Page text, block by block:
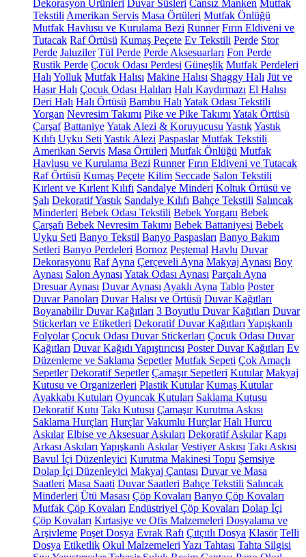
Dekorasyon Ürünleri Duvar Süsleri Cansız Manken Mutfak
Tekstili Amerikan Servis Masa Örtüleri Mutfak Önlüğü
Mutfak Havlusu ve Kurulama Bezi Runner Fırın Eldiveni ve
Tutacak Raf Örtüsü Kumaş Peçete Ev Tekstili Perde Stor
Perde Jaluziler Tül Perde Perde Aksesuarları Fon Perde
Rustik Perde Çocuk Odası Perdesi Güneşlik Mutfak Perdeleri
Halı Yolluk Mutfak Halısı Makine Halısı Shaggy Halı Jüt ve
Hasır Halı Çocuk Odası Halıları Halı Kaydırmazı El Halısı
Deri Halı Halı Örtüsü Bambu Halı Yatak Odası Tekstili
Yorgan Nevresim Takımı Pike ve Pike Takımı Yatak Örtüsü
Çarşaf BattaniyeYatak Alezi & Koruyucusu YastıkYastık
Kılıfı Uyku Seti Yastık Alezi Paspaslar Mutfak Tekstili
Amerikan Servis Masa Örtüleri Mutfak Önlüğü Mutfak
Havlusu ve Kurulama Bezi Runner Fırın Eldiveni ve Tutacak
Raf Örtüsü Kumaş Peçete Kilim Seccade Salon Tekstili
Kırlent ve Kırlent Kılıfı Sandalye Minderi Koltuk Örtüsü ve
Şalı Dekoratif Yastık Sandalye Kılıfı Bahçe Tekstili Salıncak
Minderleri Bebek Odası Tekstili Bebek Yorganı Bebek
Çarşafı Bebek Nevresim Takımı Bebek Battaniyesi Bebek
Uyku Seti Banyo Tekstil Banyo Paspasları Banyo Bakım
Setleri Banyo Perdeleri Bornoz Peştemal Havlu Duvar
Dekorasyonu Raf Ayna Çerçeveli Ayna Makyaj Aynası Boy
Aynası Salon Aynası Yatak Odası Aynası Parçalı Ayna
Dresuar Aynası Duvar Aynası Ayaklı Ayna Tablo Poster
Duvar Panoları Duvar Halısı ve Örtüsü Duvar Kağıtları
Boyanabilir Duvar Kağıtları 3 Boyutlu Duvar Kağıtları Duvar
Stickerları ve Etiketleri Dekoratif Duvar Kağıtları Yapışkanlı
Folyolar Çocuk Odası Duvar Stickerları Çocuk Odası Duvar
Kağıtları Duvar Kağıdı Yapıştırıcısı Poster Duvar Kağıtları Ev
Düzenleme ve Saklama Sepetler Mutfak Sepeti Çok Amaçlı
Sepetler Dekoratif Sepetler Çamaşır Sepetleri Kutular Makyaj
Kutusu ve Organizerleri Plastik Kutular Kumaş Kutular
Ayakkabı Kutuları Oyuncak Kutuları Saklama Kutusu
Dekoratif Kutu Takı Kutusu Çamaşır Kurutma Askısı
Saklama Hurçları Hurçlar Vakumlu Hurçlar Halı Hurcu
Askılar Elbise ve Aksesuar Askıları Dekoratif Askılar Kapı
Arkası Askıları Yapışkanlı Askılar Vestiyer Askısı Takı Askısı
Bavul İçi Düzenleyici Kurutma Makinesi Topu Şemsiye
Dolap İçi Düzenleyici Makyaj Çantası Duvar ve Masa
Saatleri Masa Saati Duvar Saatleri Bahçe Tekstili Salıncak
Minderleri Ütü Masası Çöp Kovaları Banyo Çöp Kovaları
Mutfak Çöp Kovaları Endüstriyel Çöp Kovaları Dolap İçi
Çöp Kovaları Kırtasiye ve Ofis Malzemeleri Dosyalama ve
Arşivleme Poşet Dosya Evrak Rafı Çıtçıtlı Dosya Klasör Telli
Dosya Etiketlik Okul Malzemeleri Yazı Tahtası Tahta Silgisi